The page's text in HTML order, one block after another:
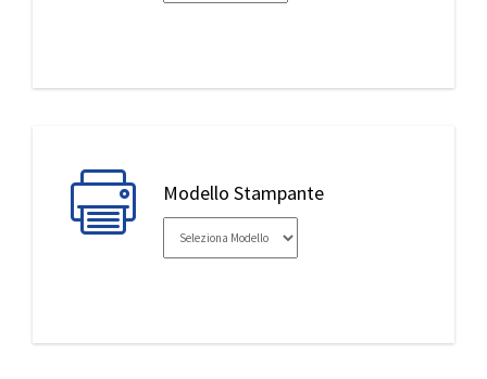
Modello Stampante